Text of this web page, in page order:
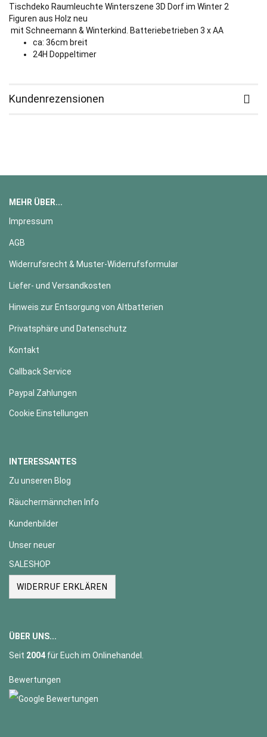
Tischdeko Raumleuchte Winterszene 3D Dorf im Winter 2
Figuren aus Holz neu
mit Schneemann & Winterkind. Batteriebetrieben 3 x AA
ca: 36cm breit
24H Doppeltimer
Kundenrezensionen
MEHR ÜBER...
Impressum
AGB
Widerrufsrecht & Muster-Widerrufsformular
Liefer- und Versandkosten
Hinweis zur Entsorgung von Altbatterien
Privatsphäre und Datenschutz
Kontakt
Callback Service
Paypal Zahlungen
Cookie Einstellungen
INTERESSANTES
Zu unseren Blog
Räuchermännchen Info
Kundenbilder
Unser neuer
SALESHOP
WIDERRUF ERKLÄREN
ÜBER UNS...
Seit 2004 für Euch im Onlinehandel.
Bewertungen